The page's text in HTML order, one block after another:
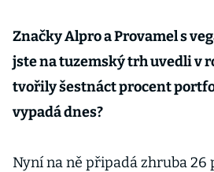
Značky Alpro a Provamel s
jste na tuzemský trh uvedli v
tvořily šestnáct procent
vypadá dnes?
Nyní na ně připadá zhruba